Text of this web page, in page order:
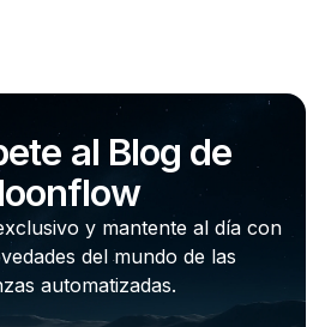
al Blog de
y mantente al día con
del mundo de las
automatizadas.